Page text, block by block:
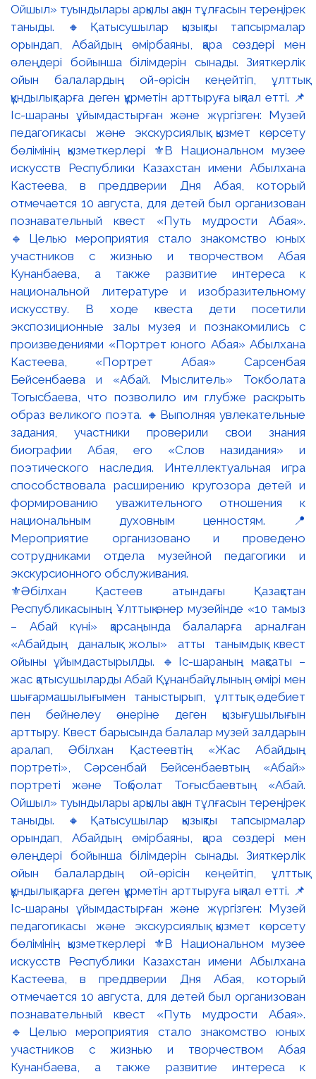
⚜️Әбілхан Қастеев атындағы Қазақстан
Республикасының Ұлттық өнер музейінде «10 тамыз
– Абай күні» қарсаңында балаларға арналған
«Абайдың даналық жолы» атты танымдық квест
ойыны ұйымдастырылды. 🔹Іс-шараның мақсаты –
жас қатысушыларды Абай Құнанбайұлының өмірі мен
шығармашылығымен таныстырып, ұлттық әдебиет
пен бейнелеу өнеріне деген қызығушылығын
арттыру. Квест барысында балалар музей залдарын
аралап, Әбілхан Қастеевтің «Жас Абайдың
портреті», Сәрсенбай Бейсенбаевтың «Абай»
портреті және Тоқболат Тоғысбаевтың «Абай.
Ойшыл» туындылары арқылы ақын тұлғасын тереңірек
таныды. 🔸Қатысушылар қызықты тапсырмалар
орындап, Абайдың өмірбаяны, қара сөздері мен
өлеңдері бойынша білімдерін сынады. Зияткерлік
ойын балалардың ой-өрісін кеңейтіп, ұлттық
құндылықтарға деген құрметін арттыруға ықпал етті. 📌
Іс-шараны ұйымдастырған және жүргізген: Музей
педагогикасы және экскурсиялық қызмет көрсету
бөлімінің қызметкерлері ⚜️В Национальном музее
искусств Республики Казахстан имени Абылхана
Кастеева, в преддверии Дня Абая, который
отмечается 10 августа, для детей был организован
познавательный квест «Путь мудрости Абая».
🔹Целью мероприятия стало знакомство юных
участников с жизнью и творчеством Абая
Кунанбаева, а также развитие интереса к